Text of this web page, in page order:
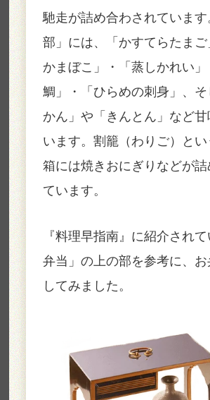
馳走が詰め合わされていま
部」には、「かすてらたまご
かまぼこ」・「蒸しかれい
鯛」・「ひらめの刺身」、そ
かん」や「きんとん」など
います。割籠（わりご）と
箱には焼きおにぎりなどが
ています。
『料理早指南』に紹介され
弁当」の上の部を参考に、
してみました。